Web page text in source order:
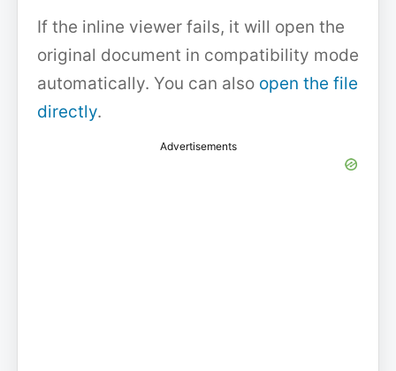
If the inline viewer fails, it will open the
original document in compatibility mode
automatically. You can also open the file
directly.
Advertisements